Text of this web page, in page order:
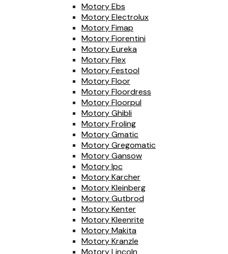
Motory Ebs
Motory Electrolux
Motory Fimap
Motory Fiorentini
Motory Eureka
Motory Flex
Motory Festool
Motory Floor
Motory Floordress
Motory Floorpul
Motory Ghibli
Motory Froling
Motory Gmatic
Motory Gregomatic
Motory Gansow
Motory Ipc
Motory Karcher
Motory Kleinberg
Motory Gutbrod
Motory Kenter
Motory Kleenrite
Motory Makita
Motory Kranzle
Motory Lincoln